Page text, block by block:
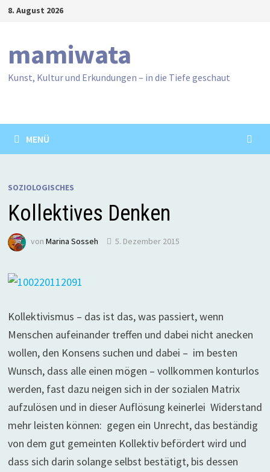
Zum8. August 2026
mamiwata
Kunst, Kultur und Erkundungen – in die Tiefe geschaut
MENÜ
SOZIOLOGISCHES
Kollektives Denken
von Marina Sosseh 5. Dezember 2015
Kollektivismus – das ist das, was passiert, wenn
Menschen aufeinander treffen und dabei nicht anecken
wollen, den Konsens suchen und dabei – im besten
Wunsch, dass alle einen mögen – vollkommen konturlos
werden, fast dazu neigen sich in der sozialen Matrix
aufzulösen und in dieser Auflösung keinerlei Widerstand
mehr leisten können: gegen ein Unrecht, das beständig
von dem gut gemeinten Kollektiv befördert wird und
dass sich darin solange selbst bestätigt, bis dessen